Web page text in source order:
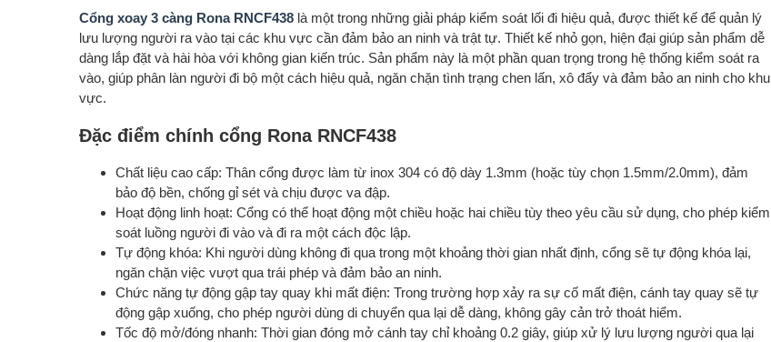
Cổng xoay 3 càng Rona RNCF438 là một trong những giải pháp kiểm soát lối đi hiệu quả, được thiết kế để quản lý
lưu lượng người ra vào tại các khu vực cần đảm bảo an ninh và trật tự. Thiết kế nhỏ gọn, hiện đại giúp sản phẩm dễ
dàng lắp đặt và hài hòa với không gian kiến trúc. Sản phẩm này là một phần quan trọng trong hệ thống kiểm soát ra
vào, giúp phân làn người đi bộ một cách hiệu quả, ngăn chặn tình trạng chen lấn, xô đẩy và đảm bảo an ninh cho khu
vực.
Đặc điểm chính cổng Rona RNCF438
Chất liệu cao cấp: Thân cổng được làm từ inox 304 có độ dày 1.3mm (hoặc tùy chọn 1.5mm/2.0mm), đảm
bảo độ bền, chống gỉ sét và chịu được va đập.
Hoạt động linh hoạt: Cổng có thể hoạt động một chiều hoặc hai chiều tùy theo yêu cầu sử dụng, cho phép kiểm
soát luồng người đi vào và đi ra một cách độc lập.
Tự động khóa: Khi người dùng không đi qua trong một khoảng thời gian nhất định, cổng sẽ tự động khóa lại,
ngăn chặn việc vượt qua trái phép và đảm bảo an ninh.
Chức năng tự động gập tay quay khi mất điện: Trong trường hợp xảy ra sự cố mất điện, cánh tay quay sẽ tự
động gập xuống, cho phép người dùng di chuyển qua lại dễ dàng, không gây cản trở thoát hiểm.
Tốc độ mở/đóng nhanh: Thời gian đóng mở cánh tay chỉ khoảng 0.2 giây, giúp xử lý lưu lượng người qua lại